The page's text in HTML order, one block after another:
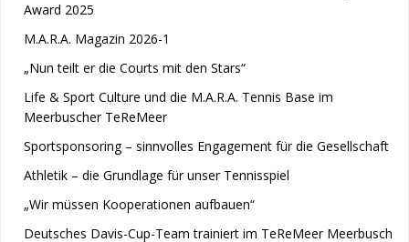
Award 2025
M.A.R.A. Magazin 2026-1
„Nun teilt er die Courts mit den Stars“
Life & Sport Culture und die M.A.R.A. Tennis Base im
Meerbuscher TeReMeer
Sportsponsoring – sinnvolles Engagement für die Gesellschaft
Athletik – die Grundlage für unser Tennisspiel
„Wir müssen Kooperationen aufbauen“
Deutsches Davis-Cup-Team trainiert im TeReMeer Meerbusch